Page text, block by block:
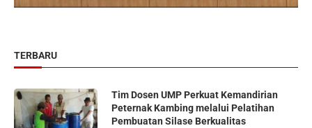
TERBARU
Tim Dosen UMP Perkuat Kemandirian
Peternak Kambing melalui Pelatihan
Pembuatan Silase Berkualitas